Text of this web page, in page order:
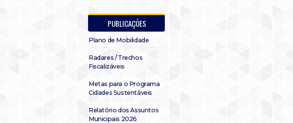
PUBLICAÇÕES
Plano de Mobilidade
Radares / Trechos
Fiscalizáveis
Metas para o Programa
Cidades Sustentáveis
Relatório dos Assuntos
Municipais 2026